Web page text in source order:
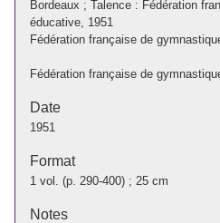
Bordeaux ; Talence : Fédération
éducative, 1951
Fédération française de
Fédération française de
Date
1951
Format
1 vol. (p. 290-400) ; 25 cm
Notes